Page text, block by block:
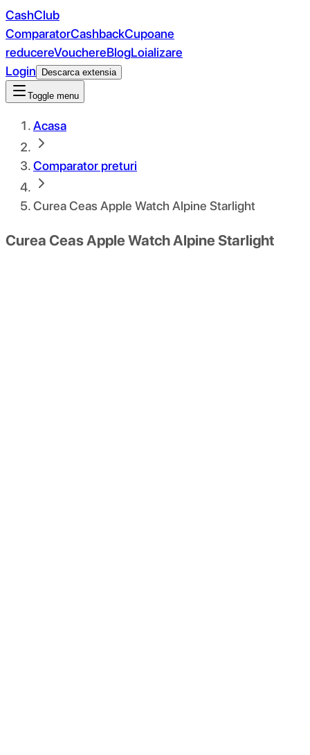
CashClub
ComparatorCashbackCupoane
reducereVouchereBlogLoializare
Login
Descarca extensia
Toggle menu
Acasa
Comparator preturi
Curea Ceas Apple Watch Alpine Starlight
Curea Ceas Apple Watch Alpine Starlight